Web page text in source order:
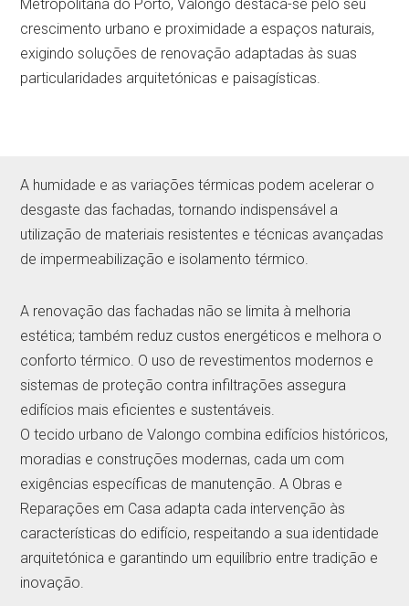
Metropolitana do Porto, Valongo destaca-se pelo seu
crescimento urbano e proximidade a espaços naturais,
exigindo soluções de renovação adaptadas às suas
particularidades arquitetónicas e paisagísticas.
A humidade e as variações térmicas podem acelerar o
desgaste das fachadas, tornando indispensável a
utilização de materiais resistentes e técnicas avançadas
de impermeabilização e isolamento térmico.
A renovação das fachadas não se limita à melhoria
estética; também reduz custos energéticos e melhora o
conforto térmico. O uso de revestimentos modernos e
sistemas de proteção contra infiltrações assegura
edifícios mais eficientes e sustentáveis.
O tecido urbano de Valongo combina edifícios históricos,
moradias e construções modernas, cada um com
exigências específicas de manutenção. A Obras e
Reparações em Casa adapta cada intervenção às
características do edifício, respeitando a sua identidade
arquitetónica e garantindo um equilíbrio entre tradição e
inovação.